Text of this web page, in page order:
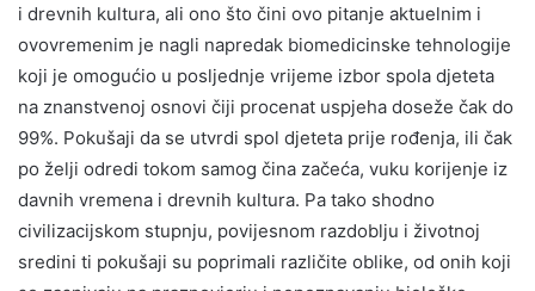
i drevnih kultura, ali ono što čini ovo pitanje aktuelnim i
ovovremenim je nagli napredak biomedicinske tehnologije
koji je omogućio u posljednje vrijeme izbor spola djeteta
na znanstvenoj osnovi čiji procenat uspjeha doseže čak do
99%. Pokušaji da se utvrdi spol djeteta prije rođenja, ili čak
po želji odredi tokom samog čina začeća, vuku korijenje iz
davnih vremena i drevnih kultura. Pa tako shodno
civilizacijskom stupnju, povijesnom razdoblju i životnoj
sredini ti pokušaji su poprimali različite oblike, od onih koji